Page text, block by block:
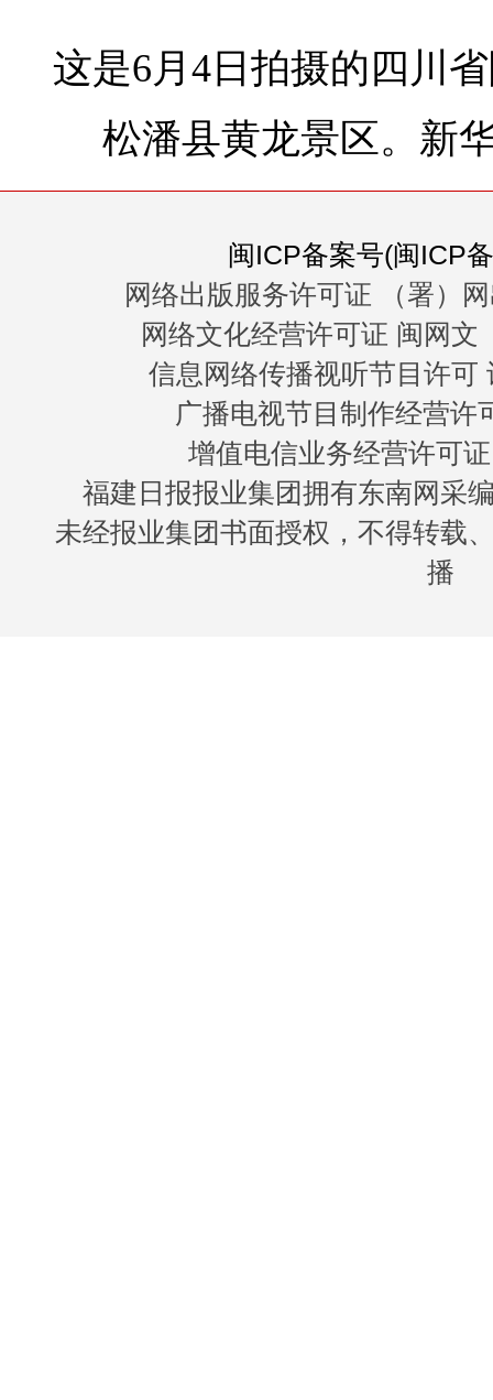
这是6月4日拍摄的四川
松潘县黄龙景区。 新
闽ICP备案号(闽ICP
网络出版服务许可证 （署）
网络文化经营许可证 闽网文
信息网络传播视听节目许可
广播电视节目制作经营许
增值电信业务经营许可
福建日报报业集团拥有东南网采
未经报业集团书面授权，不得转载
播